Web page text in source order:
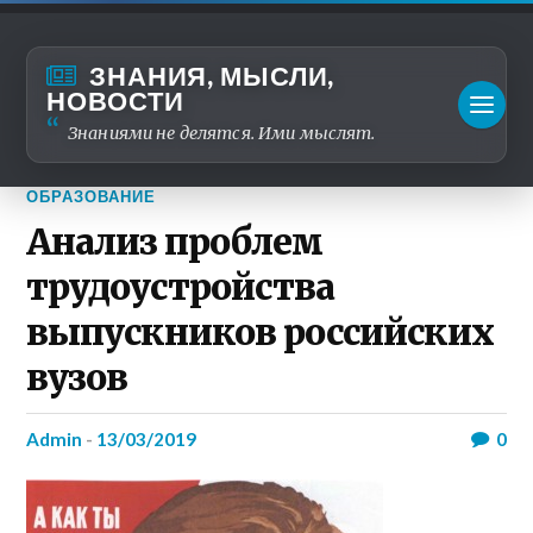
ЗНАНИЯ, МЫСЛИ,
НОВОСТИ
Знаниями не делятся. Ими мыслят.
ОБРАЗОВАНИЕ
Анализ проблем
трудоустройства
выпускников российских
вузов
admin - 13/03/2019 0